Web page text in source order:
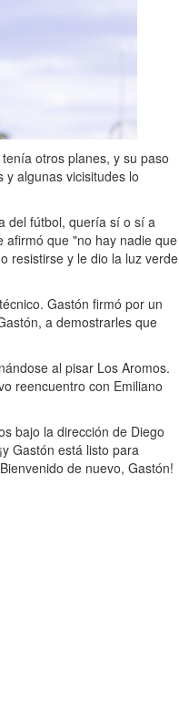
otros planes, y su paso
algunas vicisitudes lo
del fútbol, quería sí o sí a
afirmó que "no hay nadie que
resistirse y le dio la luz verde
Gastón firmó por un
a demostrarles que
al pisar Los Aromos.
reencuentro con Emiliano
bajo la dirección de Diego
Gastón está listo para
de nuevo, Gastón!